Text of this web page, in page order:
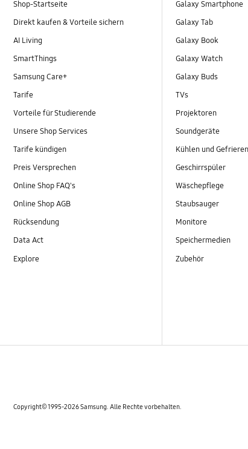
Shop-Startseite
Direkt kaufen & Vorteile sichern
AI Living
SmartThings
Samsung Care+
Tarife
Vorteile für Studierende
Unsere Shop Services
Tarife kündigen
Preis Versprechen
Online Shop FAQ's
Online Shop AGB
Rücksendung
Data Act
Explore
Galaxy Smartphone
Galaxy Tab
Galaxy Book
Galaxy Watch
Galaxy Buds
TVs
Projektoren
Soundgeräte
Kühlen und Gefrieren
Geschirrspüler
Wäschepflege
Staubsauger
Monitore
Speichermedien
Zubehör
Copyright© 1995-2026 Samsung. Alle Rechte vorbehalten.